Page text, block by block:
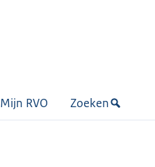
Mijn RVO Zoeken